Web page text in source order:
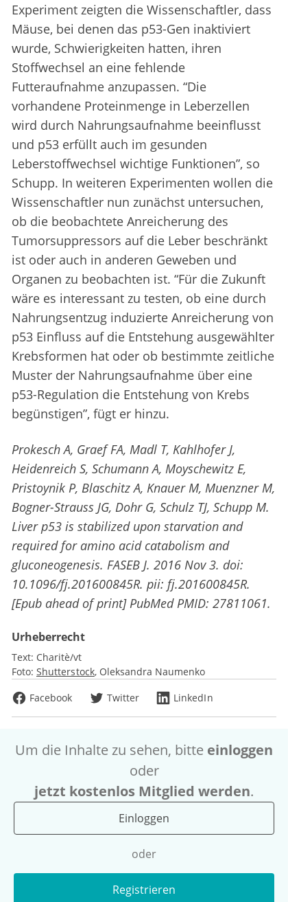
Experiment zeigten die Wissenschaftler, dass
Mäuse, bei denen das p53-Gen inaktiviert
wurde, Schwierigkeiten hatten, ihren
Stoffwechsel an eine fehlende
Futteraufnahme anzupassen. “Die
vorhandene Proteinmenge in Leberzellen
wird durch Nahrungsaufnahme beeinflusst
und p53 erfüllt auch im gesunden
Leberstoffwechsel wichtige Funktionen”, so
Schupp. In weiteren Experimenten wollen die
Wissenschaftler nun zunächst untersuchen,
ob die beobachtete Anreicherung des
Tumorsuppressors auf die Leber beschränkt
ist oder auch in anderen Geweben und
Organen zu beobachten ist. “Für die Zukunft
wäre es interessant zu testen, ob eine durch
Nahrungsentzug induzierte Anreicherung von
p53 Einfluss auf die Entstehung ausgewählter
Krebsformen hat oder ob bestimmte zeitliche
Muster der Nahrungsaufnahme über eine
p53-Regulation die Entstehung von Krebs
begünstigen”, fügt er hinzu.
Prokesch A, Graef FA, Madl T, Kahlhofer J,
Heidenreich S, Schumann A, Moyschewitz E,
Pristoynik P, Blaschitz A, Knauer M, Muenzner M,
Bogner-Strauss JG, Dohr G, Schulz TJ, Schupp M.
Liver p53 is stabilized upon starvation and
required for amino acid catabolism and
gluconeogenesis. FASEB J. 2016 Nov 3. doi:
10.1096/fj.201600845R. pii: fj.201600845R.
[Epub ahead of print] PubMed PMID: 27811061.
Urheberrecht
Text: Charitè/vt
Foto: Shutterstock Oleksandra Naumenko
Facebook
Twitter LinkedIn
Um die Inhalte zu sehen, bitte einloggen
oder
jetzt kostenlos Mitglied werden.
Einloggen
oder
Registrieren